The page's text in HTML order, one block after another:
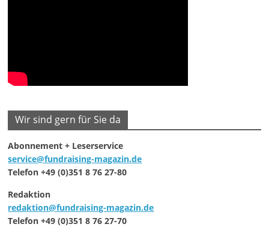
Wir sind gern für Sie da
Abonnement + Leserservice
service@fundraising-magazin.de
Telefon +49 (0)351 8 76 27-80
Redaktion
redaktion@fundraising-magazin.de
Telefon +49 (0)351 8 76 27-70